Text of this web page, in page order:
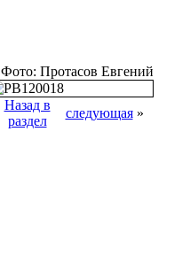
Фото: Протасов Евгений
Назад в
раздел
следующая»